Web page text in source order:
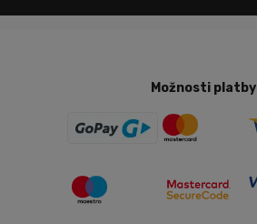
Možnosti platby